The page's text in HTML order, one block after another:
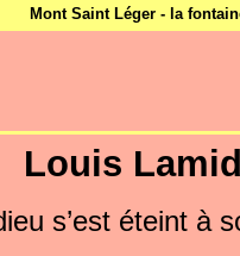
Mont Saint Léger - la
Louis
s’est éteint à